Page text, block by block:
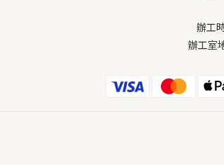
辦工
辦工室